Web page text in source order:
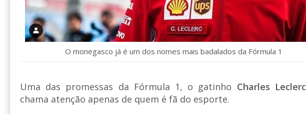
O monegasco já é um dos nomes mais badalados da Fórmula 1
Uma das promessas da Fórmula 1, o gatinho Charles Leclerc
chama atenção apenas de quem é fã do esporte.